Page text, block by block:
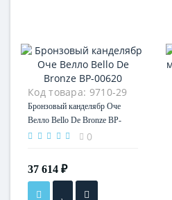
Код товара: 9710-29
Бронзовый канделябр Оче
Велло Bello De Bronze BP-
00620
0
37 614 ₽